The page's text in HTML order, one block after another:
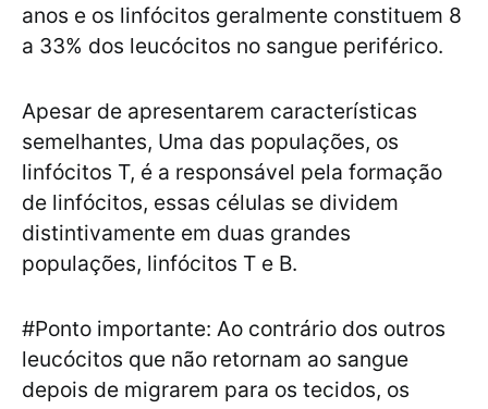
anos e os linfócitos geralmente constituem 8
a 33% dos leucócitos no sangue periférico.
Apesar de apresentarem características
semelhantes, Uma das populações, os
linfócitos T, é a responsável pela formação
de linfócitos, essas células se dividem
distintivamente em duas grandes
populações, linfócitos T e B.
#Ponto importante: Ao contrário dos outros
leucócitos que não retornam ao sangue
depois de migrarem para os tecidos, os